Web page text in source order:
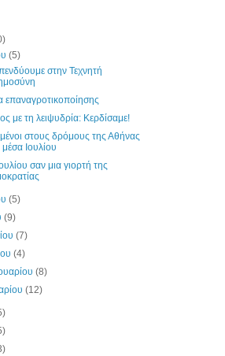
(5)
στην Τεχνητή
επαναγροτικοποίησης
με τη λειψυδρία: Κερδίσαμε!
στους δρόμους της Αθήνας
Ιουλίου
σαν μια γιορτή της
(5)
(9)
(7)
(4)
(8)
(12)